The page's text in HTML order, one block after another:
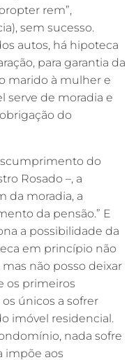
rem”,
sem sucesso.
autos, há hipoteca
para garantia da
marido à mulher e
serve de moradia e
do
do
Rosado –, a
da moradia, a
da pensão.” E
a possibilidade da
em princípio não
não posso deixar
os primeiros
únicos a sofrer
imóvel residencial.
nada sofre
impõe aos